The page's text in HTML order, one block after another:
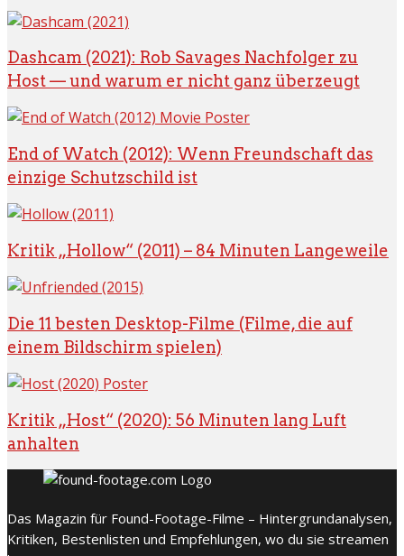
Dashcam (2021): Rob Savages Nachfolger zu
Host — und warum er nicht ganz überzeugt
End of Watch (2012): Wenn Freundschaft das
einzige Schutzschild ist
Kritik „Hollow“ (2011) – 84 Minuten Langeweile
Die 11 besten Desktop-Filme (Filme, die auf
einem Bildschirm spielen)
Kritik „Host“ (2020): 56 Minuten lang Luft
anhalten
Das Magazin für Found-Footage-Filme – Hintergrundanalysen,
Kritiken, Bestenlisten und Empfehlungen, wo du sie streamen